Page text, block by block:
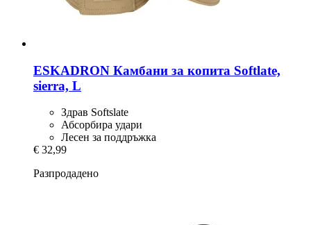
ESKADRON Камбани за копита Softlate,
sierra, L
Здрав Softslate
Абсорбира удари
Лесен за поддръжка
€ 32,99
Разпродадено